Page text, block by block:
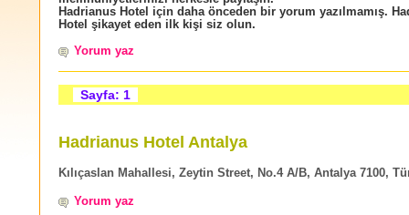
Hadrianus Hotel için daha önceden bir yorum yazılmamış.
Hotel şikayet eden ilk kişi siz olun.
Yorum yaz
Sayfa: 1
Hadrianus Hotel Antalya
Kılıçaslan Mahallesi, Zeytin Street, No.4 A/B, Antalya 7100,
Yorum yaz